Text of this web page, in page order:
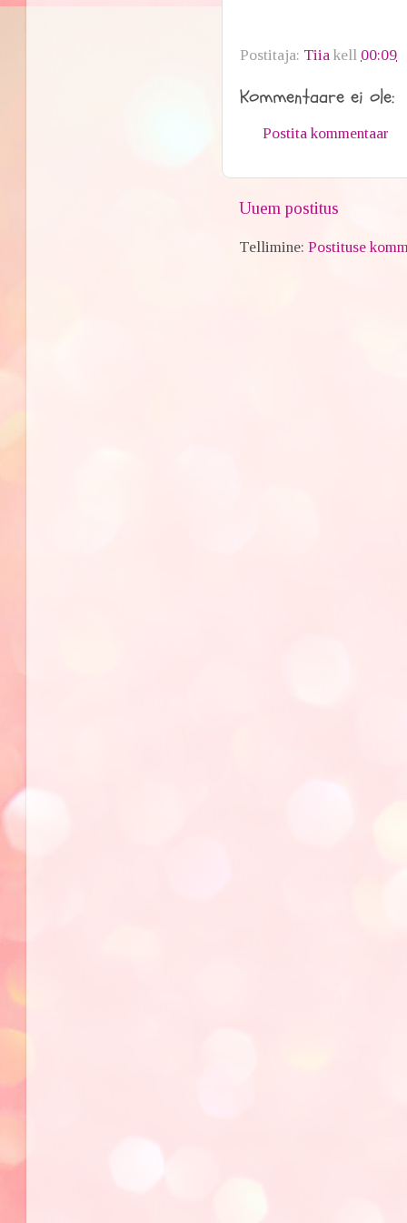
Postitaja: Tiia kell 00:09
Kommentaare ei ole:
Postita kommentaar
Uuem postitus
Tellimine:Postituse